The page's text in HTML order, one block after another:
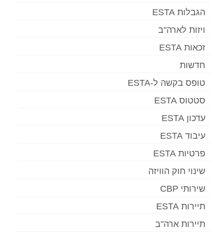
הגבלות ESTA
ויזות לארה"ב
זכאות ESTA
חדשות
טופס בקשה ל-ESTA
סטטוס ESTA
עדכון ESTA
עיבוד ESTA
פרטיות ESTA
שינוי חוק הוויזה
שירותי CBP
תיירות ESTA
תיירות ארה"ב